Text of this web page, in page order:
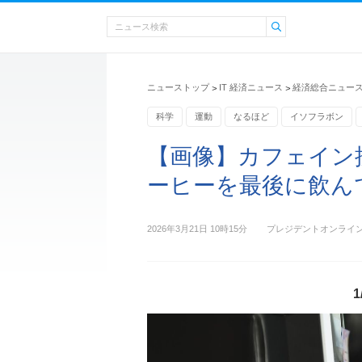
ニューストップ > IT 経済ニュース > 経済総合ニュー
科学 運動 なるほど イソフラボン
【画像】カフェイ
ーヒーを最後に飲
2026年3月21日 10時15分 プレジデントオンライ